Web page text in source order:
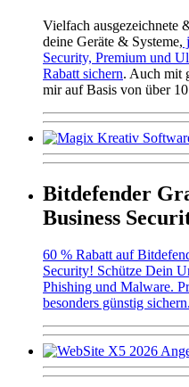
Vielfach ausgezeichnete
deine Geräte & Systeme,
Security, Premium und
Rabatt sichern. Auch mit
mir auf Basis von über
Bitdefender
Business
60 % Rabatt auf
Security! Schütze Dein
Phishing und Malware.
besonders günstig sichern.